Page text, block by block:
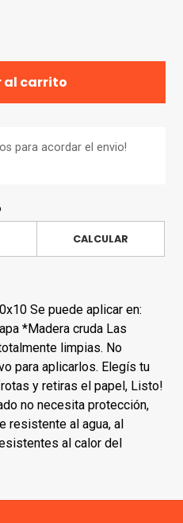
al carrito
para acordar el envio!
CALCULAR
Se puede aplicar en:
*Madera cruda Las
limpias. No
para aplicarlos. Elegís tu
y retiras el papel, Listo!
no necesita protección,
resistente al agua, al
al calor del